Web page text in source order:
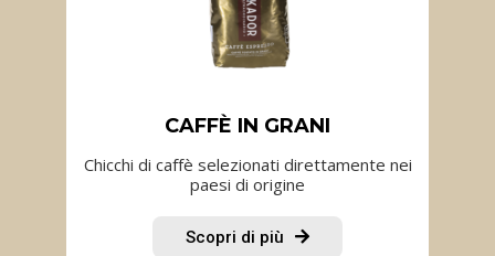
CAFFÈ IN GRANI​
Chicchi di caffè selezionati direttamente nei
paesi di origine
Scopri di più